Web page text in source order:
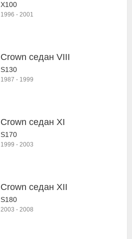
X100
1996 - 2001
Crown седан VIII
S130
1987 - 1999
Crown седан XI
S170
1999 - 2003
Crown седан XII
S180
2003 - 2008